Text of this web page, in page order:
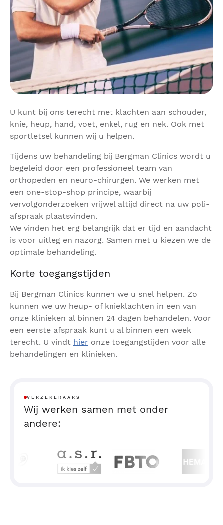
U kunt bij ons terecht met klachten aan schouder,
knie, heup, hand, voet, enkel, rug en nek. Ook met
sportletsel kunnen wij u helpen.
Tijdens uw behandeling bij Bergman Clinics wordt u
begeleid door een professioneel team van
orthopeden en neuro-chirurgen. We werken met
een one-stop-shop principe, waarbij
vervolgonderzoeken vrijwel altijd direct na uw poli-
afspraak plaatsvinden.
We vinden het erg belangrijk dat er tijd en aandacht
is voor uitleg en nazorg. Samen met u kiezen we de
optimale behandeling.
Korte toegangstijden
Bij Bergman Clinics kunnen we u snel helpen. Zo
kunnen we uw heup- of knieklachten in een van
onze klinieken al binnen 24 dagen behandelen. Voor
een eerste afspraak kunt u al binnen een week
terecht. U vindt hier onze toegangstijden voor alle
behandelingen en klinieken.
VERZEKERAARS
Wij werken samen met onder
andere: